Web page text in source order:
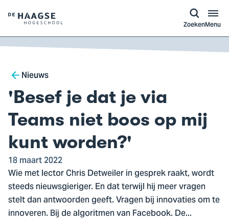
Logo
van
De
Hogeschool,
ga
naar
de
homepagina
ZoekenMenu
Breadcrumb
Nieuws
'Besef je dat je via
Teams niet boos op mij
kunt worden?'
18 maart 2022
Wie met lector Chris Detweiler in gesprek raakt, wordt
steeds nieuwsgieriger. En dat terwijl hij meer vragen
stelt dan antwoorden geeft. Vragen bij innovaties om te
innoveren. Bij de algoritmen van Facebook. De...